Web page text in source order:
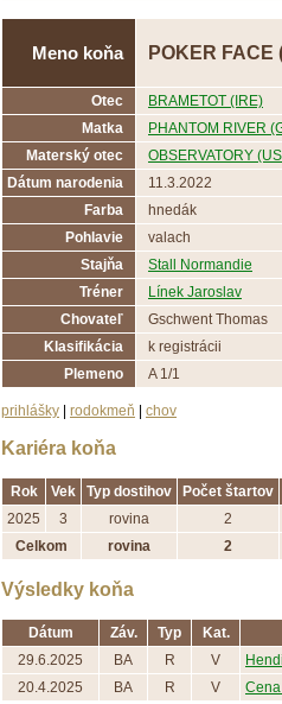
Meno koňa POKER FACE
Otec
BRAMETOT (IRE)
Matka
PHANTOM RIVER
Materský otec
OBSERVATORY
Dátum narodenia
11.3.2022
Farba
hnedák
Pohlavie
valach
Stajňa
Stall Normandie
Tréner
Línek Jaroslav
Chovateľ
Gschwent Thomas
Klasifikácia
k registrácii
Plemeno
A 1/1
prihlášky rodokmeň chov
Kariéra koňa
Rok Vek Typ dostihov
Počet štartov
2025
3 rovina
2
Celkom
rovina 2
Výsledky koňa
Dátum Záv. Typ
Kat.
29.6.2025
BA R V
20.4.2025
BA R V